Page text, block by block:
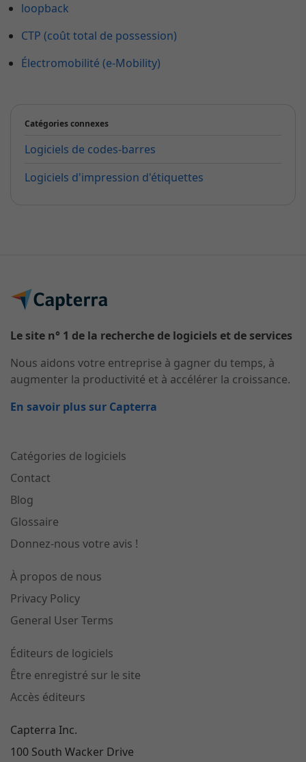
loopback
CTP (coût total de possession)
Électromobilité (e-Mobility)
Catégories connexes
Logiciels de codes-barres
Logiciels d'impression d'étiquettes
Le site n° 1 de la recherche de logiciels et de services
Nous aidons votre entreprise à gagner du temps, à
augmenter la productivité et à accélérer la croissance.
En savoir plus sur Capterra
Catégories de logiciels
Contact
Blog
Glossaire
Donnez-nous votre avis !
À propos de nous
Privacy Policy
General User Terms
Éditeurs de logiciels
Être enregistré sur le site
Accès éditeurs
Capterra Inc.
100 South Wacker Drive